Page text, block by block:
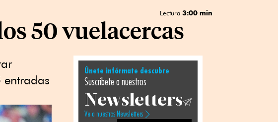
Lectura 3:00 min
50 vuelacercas
entradas
Únete infórmate descubre
Suscríbete a nuestros
Newsletters
Ve a nuestros Newsletters